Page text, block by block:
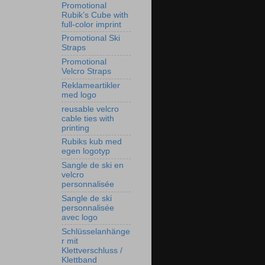
Promotional
Rubik’s Cube with
full-color imprint
Promotional Ski
Straps
Promotional
Velcro Straps
Reklameartikler
med logo
reusable velcro
cable ties with
printing
Rubiks kub med
egen logotyp
Sangle de ski en
velcro
personnalisée
Sangle de ski
personnalisée
avec logo
Schlüsselanhänge
r mit
Klettverschluss /
Klettband